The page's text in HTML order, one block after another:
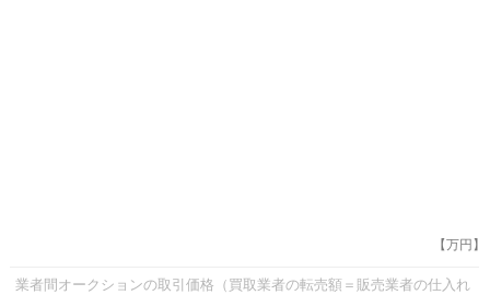
【万円】
業者間オークションの取引価格（買取業者の転売額＝販売業者の仕入れ